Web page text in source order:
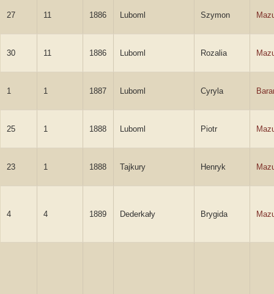
27 11 1886 Luboml Szymon
30 11 1886 Luboml Rozalia
1 1 1887 Luboml Cyryla
25 1 1888 Luboml Piotr
23 1 1888 Tajkury Henryk
4 4 1889 Dederkały Brygida